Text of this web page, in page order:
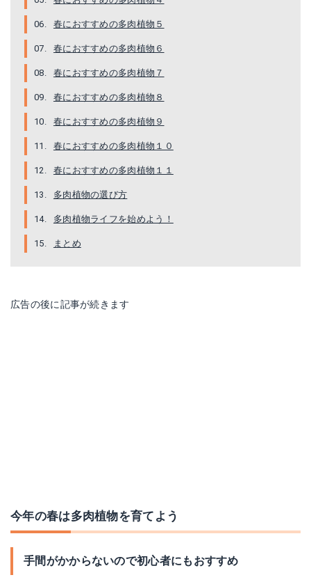
春におすすめの多肉植物５
春におすすめの多肉植物６
春におすすめの多肉植物７
春におすすめの多肉植物８
春におすすめの多肉植物９
春におすすめの多肉植物１０
春におすすめの多肉植物１１
多肉植物の選び方
多肉植物ライフを始めよう！
まとめ
広告の後に記事が続きます
Amazonで詳細を見る
シコロベンケイ子宝草2号ポット
今年の春は多肉植物を育てよう
手間がかからないので初心者にもおすすめ